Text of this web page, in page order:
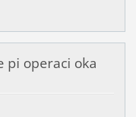
pi operaci oka